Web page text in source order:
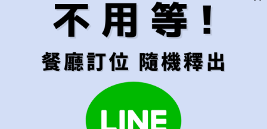
因空間限制，暫無提供無障礙設施，如有行動不便
者敬請見諒。
再行預約。
本店飲品以葡萄酒為主，其他飲品選項有限，敬請
禁用外食、外帶飲料，節慶蛋糕將酌收清潔費